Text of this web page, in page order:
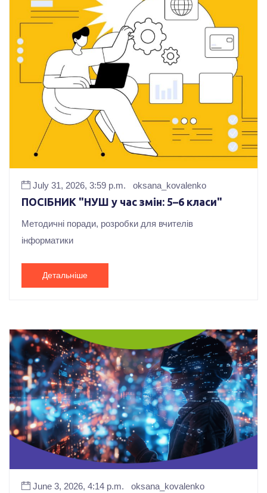
July 31, 2026, 3:59 p.m. oksana_kovalenko
ПОСІБНИК "НУШ у час змін: 5–6 класи"
Методичні поради, розробки для вчителів
інформатики
Детальніше
June 3, 2026, 4:14 p.m. oksana_kovalenko